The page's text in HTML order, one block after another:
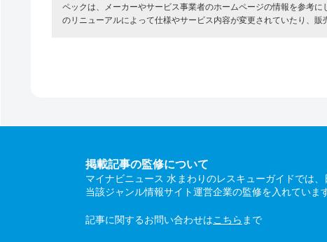
ペックは、メーカーやサービス事業者のホームページの情報を参考
のリニューアルによって仕様やサービス内容が変更されていたり、販
掲載記事の監修について
マイナビニュース 水まわりのレスキューガイドでは
当該ジャンル情報サイト運営企業の監修を入れています
記事に関するお問い合わせはこちら まで